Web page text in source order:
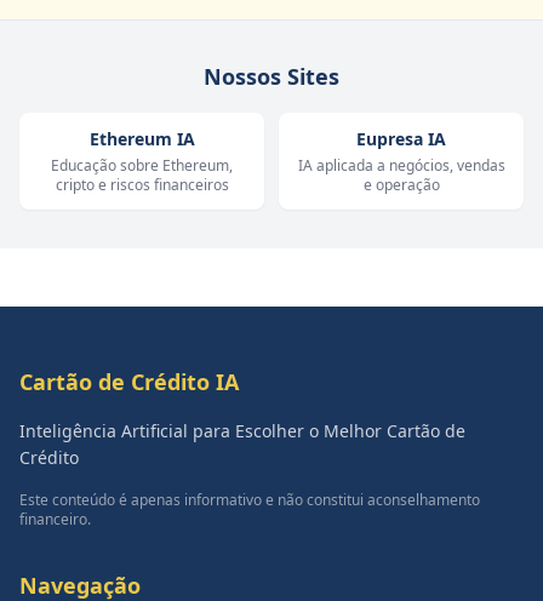
Nossos Sites
Ethereum IA
Educação sobre Ethereum,
cripto e riscos financeiros
Eupresa IA
IA aplicada a negócios, vendas
e operação
Cartão de Crédito IA
Inteligência Artificial para Escolher o Melhor Cartão de
Crédito
Este conteúdo é apenas informativo e não constitui aconselhamento
financeiro.
Navegação